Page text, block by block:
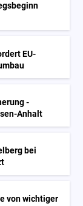
EU-
-
Anhalt
bei
von wichtiger